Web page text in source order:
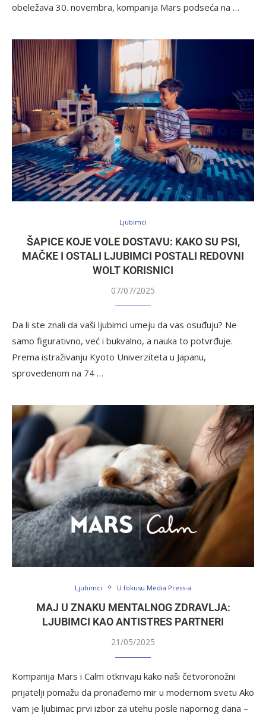
obeležava 30. novembra, kompanija Mars podseća na …
Ljubimci
ŠAPICE KOJE VOLE DOSTAVU: KAKO SU PSI,
MAČKE I OSTALI LJUBIMCI POSTALI REDOVNI
WOLT KORISNICI
07/07/2025
Da li ste znali da vaši ljubimci umeju da vas osuđuju? Ne
samo figurativno, već i bukvalno, a nauka to potvrđuje.
Prema istraživanju Kyoto Univerziteta u Japanu,
sprovedenom na 74 …
Ljubimci U fokusu Media Press-a
MAJ U ZNAKU MENTALNOG ZDRAVLJA:
LJUBIMCI KAO ANTISTRES PARTNERI
21/05/2025
Kompanija Mars i Calm otkrivaju kako naši četvoronožni
prijatelji pomažu da pronađemo mir u modernom svetu Ako
vam je ljubimac prvi izbor za utehu posle napornog dana –